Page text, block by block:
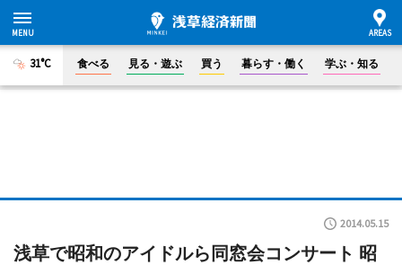
31°C 食べる 見る・遊ぶ 買う 暮らす・働く 学ぶ・知る
2014.05.15
浅草で昭和のアイドルら同窓会コンサート 昭